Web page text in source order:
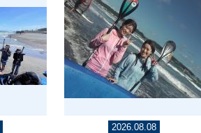
2026.08.08